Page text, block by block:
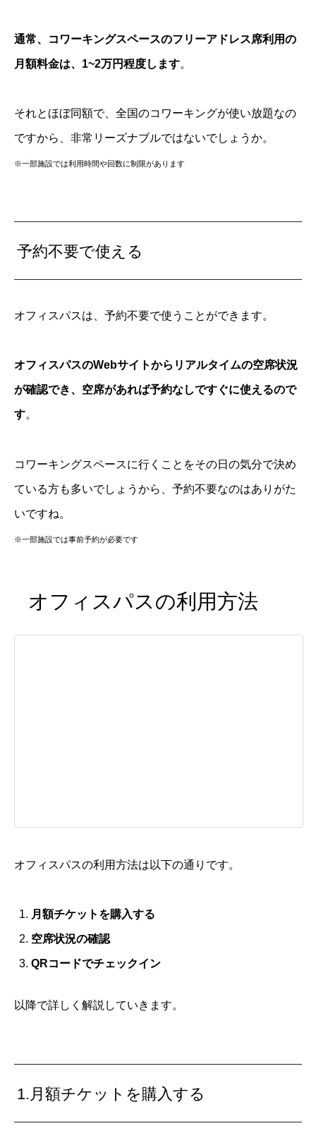
通常、コワーキングスペースのフリーアドレス席利用の
月額料金は、1~2万円程度します。
それとほぼ同額で、全国のコワーキングが使い放題なの
ですから、非常リーズナブルではないでしょうか。
※一部施設では利用時間や回数に制限があります
予約不要で使える
オフィスパスは、予約不要で使うことができます。
オフィスパスのWebサイトからリアルタイムの空席状況
が確認でき、空席があれば予約なしですぐに使えるので
す。
コワーキングスペースに行くことをその日の気分で決め
ている方も多いでしょうから、予約不要なのはありがた
いですね。
※一部施設では事前予約が必要です
オフィスパスの利用方法
オフィスパスの利用方法は以下の通りです。
月額チケットを購入する
空席状況の確認
QRコードでチェックイン
以降で詳しく解説していきます。
1.月額チケットを購入する